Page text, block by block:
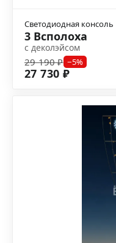
Светодиодная консоль
3 Всполоха
с деколэйсом
29 190 ₽ −5%
27 730 ₽